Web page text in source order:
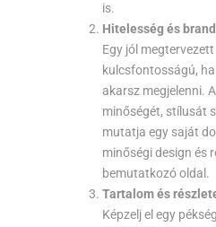
is.
Hitelesség és
Egy jól megtervezett
kulcsfontosságú,
akarsz megjelenni.
minőségét, stílusát
mutatja egy saját
minőségi design és
bemutatkozó oldal.
Tartalom és
Képzelj el egy